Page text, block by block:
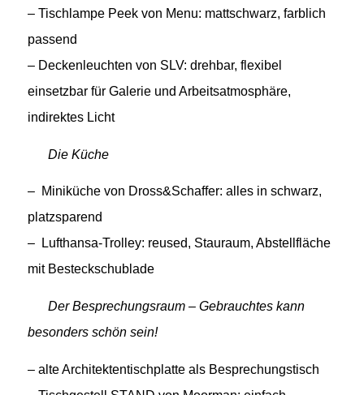
– Tischlampe Peek von Menu: mattschwarz, farblich
passend
– Deckenleuchten von SLV: drehbar, flexibel
einsetzbar für Galerie und Arbeitsatmosphäre,
indirektes Licht
Die Küche
– Miniküche von Dross&Schaffer: alles in schwarz,
platzsparend
– Lufthansa-Trolley: reused, Stauraum, Abstellfläche
mit Besteckschublade
Der Besprechungsraum – Gebrauchtes kann
besonders schön sein!
– alte Architektentischplatte als Besprechungstisch